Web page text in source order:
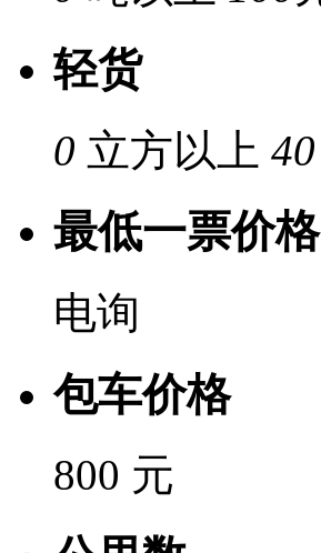
轻货
0 立方以上 40
最低一票价格
电询
包车价格
800 元